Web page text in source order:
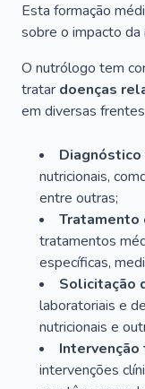
Esta formação
sobre o impacto da
O nutrólogo tem
tratar doenças
em diversas
nutricionais,
entre outras;
Tratamento
tratamentos
específicas,
Solicitação
laboratoriais e
nutricionais e
intervenções